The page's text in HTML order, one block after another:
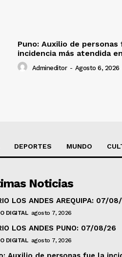
Puno: Auxilio de personas
incidencia más atendida
Admineditor - Agosto 6, 2026
DEPORTES MUNDO
Noticias
LOS ANDES AREQUIPA: 07/
DIGITAL agosto 7, 2026
LOS ANDES PUNO: 07/08/26
DIGITAL agosto 7, 2026